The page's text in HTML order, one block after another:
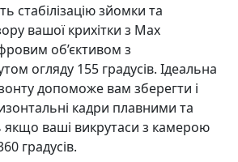
стабілізацію зйомки та
вашої крихітки з Max
об’єктивом з
огляду 155 градусів. Ідеальна
допоможе вам зберегти і
кадри плавними та
якщо ваші викрутаси з камерою
градусів.